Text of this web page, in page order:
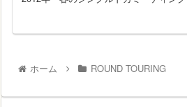
ホーム ROUND TOURING